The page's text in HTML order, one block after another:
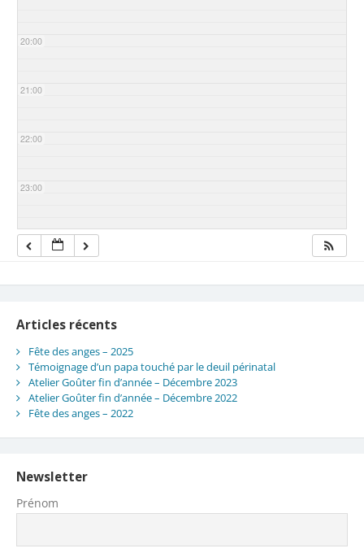
20:00
21:00
22:00
23:00
Articles récents
Fête des anges – 2025
Témoignage d’un papa touché par le deuil périnatal
Atelier Goûter fin d’année – Décembre 2023
Atelier Goûter fin d’année – Décembre 2022
Fête des anges – 2022
Newsletter
Prénom